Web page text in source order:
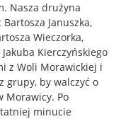
Nasza drużyna
Januszka,
Wieczorka,
Kierczyńskiego
z Woli Morawickiej i
grupy, by walczyć o
Morawicy. Po
minucie